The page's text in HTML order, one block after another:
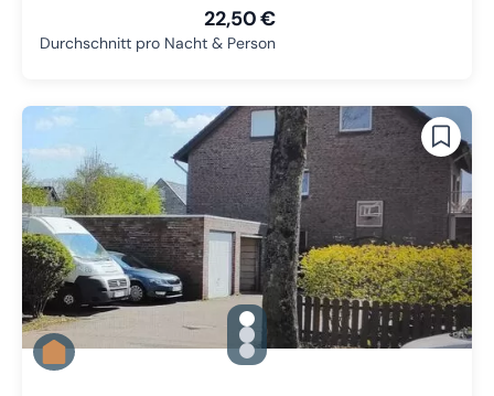
22,50 €
Durchschnitt pro Nacht & Person
gallery.slide_selector
Zu Slide 1 wechseln
Zu Slide 2 wechseln
Zu Slide 3 wechseln